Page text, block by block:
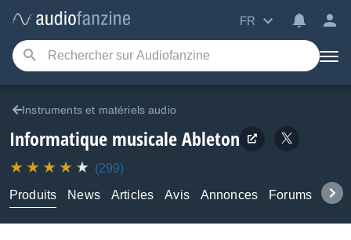
FR
Instruments et matériels audio
Informatique musicaleAbleton
(299)
Produits
News Articles Avis Annonces Forums